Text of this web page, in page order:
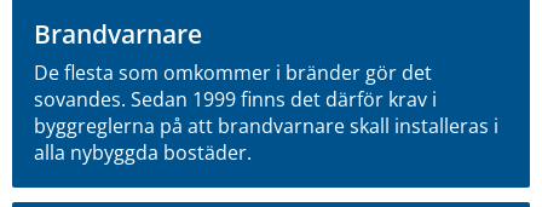
Brandvarnare
De flesta som omkommer i bränder gör det
sovandes. Sedan 1999 finns det därför krav i
byggreglerna på att brandvarnare skall installeras i
alla nybyggda bostäder.